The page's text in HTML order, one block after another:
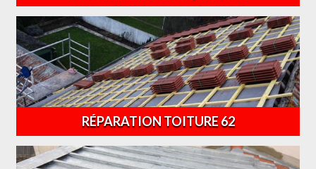
RÉPARATION TOITURE 62